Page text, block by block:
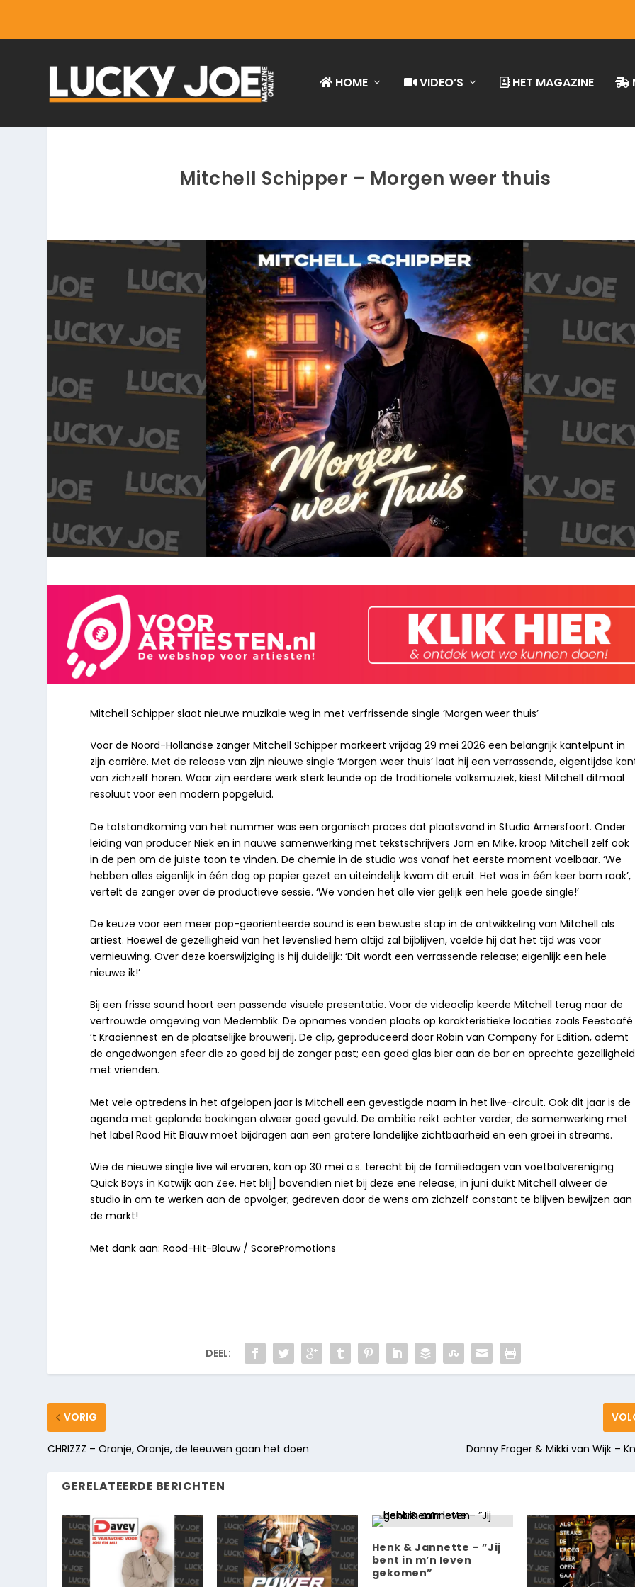
HOME VIDEO’S HET MAGAZINE
Mitchell Schipper – Morgen weer thuis
Mitchell Schipper slaat nieuwe muzikale weg in met verfrissende single ‘Morgen weer thuis’
Voor de Noord-Hollandse zanger Mitchell Schipper markeert vrijdag 29 mei 2026 een belangrijk kantelpunt in
zijn carrière. Met de release van zijn nieuwe single ‘Morgen weer thuis’ laat hij een verrassende, eigentijdse
van zichzelf horen. Waar zijn eerdere werk sterk leunde op de traditionele volksmuziek, kiest Mitchell ditmaal
resoluut voor een modern popgeluid.
De totstandkoming van het nummer was een organisch proces dat plaatsvond in Studio Amersfoort. Onder
leiding van producer Niek en in nauwe samenwerking met tekstschrijvers Jorn en Mike, kroop Mitchell zelf ook
in de pen om de juiste toon te vinden. De chemie in de studio was vanaf het eerste moment voelbaar. ‘We
hebben alles eigenlijk in één dag op papier gezet en uiteindelijk kwam dit eruit. Het was in één keer bam raak’,
vertelt de zanger over de productieve sessie. ‘We vonden het alle vier gelijk een hele goede single!’
De keuze voor een meer pop-georiënteerde sound is een bewuste stap in de ontwikkeling van Mitchell als
artiest. Hoewel de gezelligheid van het levenslied hem altijd zal bijblijven, voelde hij dat het tijd was voor
vernieuwing. Over deze koerswijziging is hij duidelijk: ‘Dit wordt een verrassende release; eigenlijk een hele
nieuwe ik!’
Bij een frisse sound hoort een passende visuele presentatie. Voor de videoclip keerde Mitchell terug naar de
vertrouwde omgeving van Medemblik. De opnames vonden plaats op karakteristieke locaties zoals Feestcafé
’t Kraaiennest en de plaatselijke brouwerij. De clip, geproduceerd door Robin van Company for Edition, ademt
de ongedwongen sfeer die zo goed bij de zanger past; een goed glas bier aan de bar en oprechte gezelligheid
met vrienden.
Met vele optredens in het afgelopen jaar is Mitchell een gevestigde naam in het live-circuit. Ook dit jaar is de
agenda met geplande boekingen alweer goed gevuld. De ambitie reikt echter verder; de samenwerking met
het label Rood Hit Blauw moet bijdragen aan een grotere landelijke zichtbaarheid en een groei in streams.
Wie de nieuwe single live wil ervaren, kan op 30 mei a.s. terecht bij de familiedagen van voetbalvereniging
Quick Boys in Katwijk aan Zee. Het blij] bovendien niet bij deze ene release; in juni duikt Mitchell alweer de
studio in om te werken aan de opvolger; gedreven door de wens om zichzelf constant te blijven bewijzen aan
de markt!
Met dank aan: Rood-Hit-Blauw / ScorePromotions
DEEL:
VORIG
CHRIZZZ – Oranje, Oranje, de leeuwen gaan het doen Danny Froger & Mikki van Wijk –
GERELATEERDE BERICHTEN
Henk & Jannette – ”Jij
bent in m’n leven
gekomen”